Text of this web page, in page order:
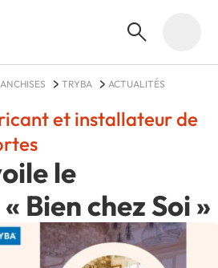
TRYBA ACTUALITÉS
le
Bien chez Soi »
et installateur de